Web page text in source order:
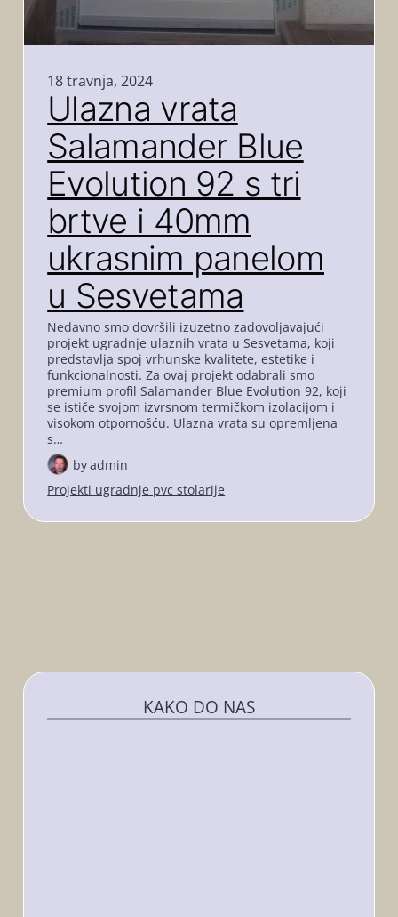
18 travnja, 2024
Ulazna vrata
Salamander Blue
Evolution 92 s tri
brtve i 40mm
ukrasnim panelom
u Sesvetama
Nedavno smo dovršili izuzetno zadovoljavajući
projekt ugradnje ulaznih vrata u Sesvetama, koji
predstavlja spoj vrhunske kvalitete, estetike i
funkcionalnosti. Za ovaj projekt odabrali smo
premium profil Salamander Blue Evolution 92, koji
se ističe svojom izvrsnom termičkom izolacijom i
visokom otpornošću. Ulazna vrata su opremljena
s…
byadmin
Projekti ugradnje pvc stolarije
KAKO DO NAS